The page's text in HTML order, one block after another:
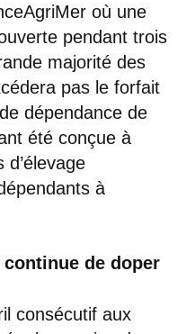
où une
pendant trois
majorité des
pas le forfait
dépendance de
été conçue à
d’élevage
à
de doper
consécutif aux